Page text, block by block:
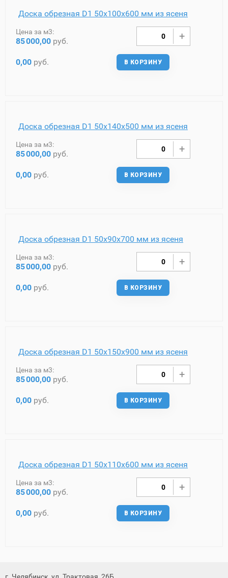
Доска обрезная D1 50х100х600 мм из ясеня
Цена за м3:
85000,00 руб.
0,00 руб. В КОРЗИНУ
Доска обрезная D1 50х140х500 мм из ясеня
Цена за м3:
85000,00 руб.
0,00 руб. В КОРЗИНУ
Доска обрезная D1 50х90х700 мм из ясеня
Цена за м3:
85000,00 руб.
0,00 руб. В КОРЗИНУ
Доска обрезная D1 50х150х900 мм из ясеня
Цена за м3:
85000,00 руб.
0,00 руб. В КОРЗИНУ
Доска обрезная D1 50х110х600 мм из ясеня
Цена за м3:
85000,00 руб.
0,00 руб. В КОРЗИНУ
г. Челябинск, ул. Трактовая, 26Б